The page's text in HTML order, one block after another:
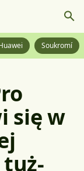
Soukromí
się w